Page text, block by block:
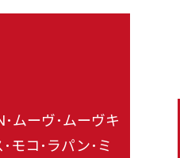
ムーヴ･ムーヴキ
モコ･ラパン･ミ